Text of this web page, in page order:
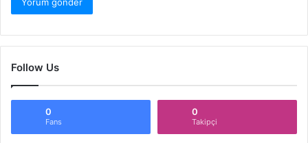
Follow Us
0
Fans
0
Takipçi